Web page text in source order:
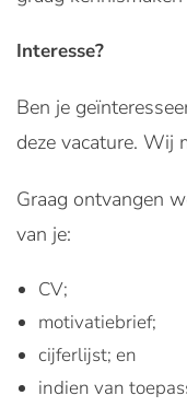
Interesse?
Ben je
deze vacature. Wij
Graag ontvangen
van je:
CV;
motivatiebrief;
cijferlijst; en
indien van